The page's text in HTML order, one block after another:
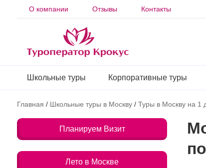
О компании Отзывы Контакты
Школьные туры Корпоративные туры
Главная / Школьные туры в Москву / Туры в Москву на 1
Планируем Визит
Лето в Москве